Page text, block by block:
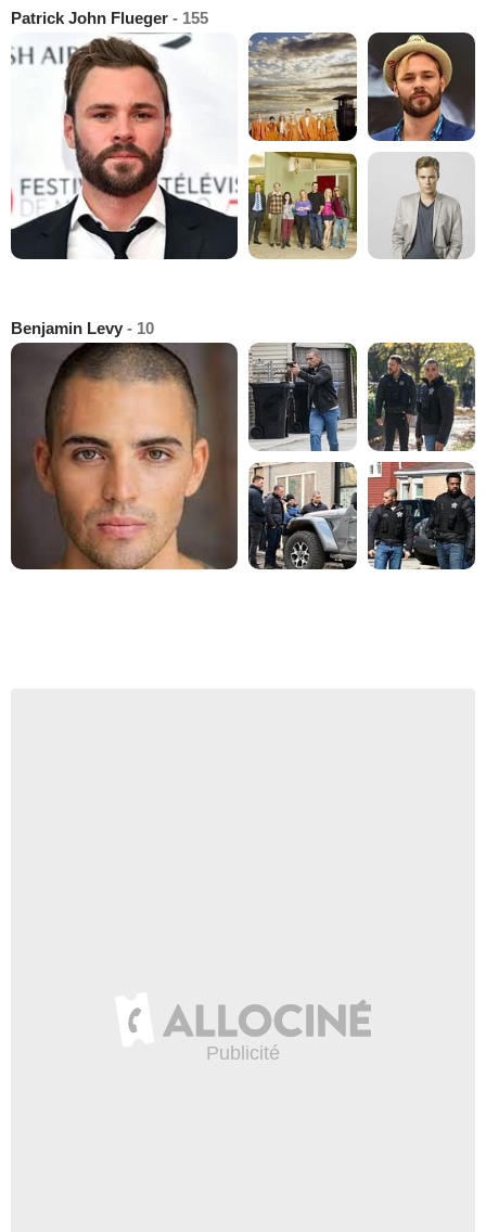
Patrick John Flueger - 155
Benjamin Levy - 10